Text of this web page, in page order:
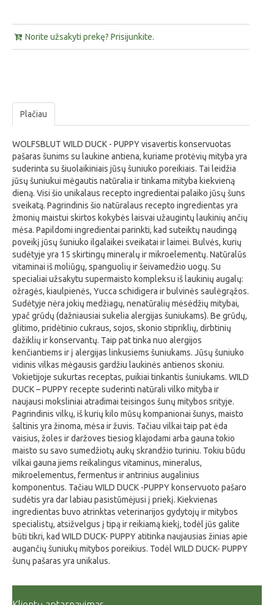
Norite užsakyti prekę? Prisijunkite.
Plačiau
WOLFSBLUT WILD DUCK - PUPPY visavertis konservuotas
pašaras šunims su laukine antiena, kuriame protėvių mityba yra
suderinta su šiuolaikiniais jūsų šuniuko poreikiais. Tai leidžia
jūsų šuniukui mėgautis natūralia ir tinkama mityba kiekvieną
dieną. Visi šio unikalaus recepto ingredientai palaiko jūsų šuns
sveikatą. Pagrindinis šio natūralaus recepto ingredientas yra
žmonių maistui skirtos kokybės laisvai užaugintų laukinių ančių
mėsa. Papildomi ingredientai parinkti, kad suteiktų naudingą
poveikį jūsų šuniuko ilgalaikei sveikatai ir laimei. Bulvės, kurių
sudėtyje yra 15 skirtingų mineralų ir mikroelementų. Natūralūs
vitaminai iš moliūgų, spanguolių ir šeivamedžio uogų. Su
specialiai užsakytu supermaisto kompleksu iš laukinių augalų:
ožragės, kiaulpienės, Yucca schidigera ir bulvinės saulėgrąžos.
Sudėtyje nėra jokių medžiagų, nenatūralių mėsėdžių mitybai,
ypač grūdų (dažniausiai sukelia alergijas šuniukams). Be grūdų,
glitimo, pridėtinio cukraus, sojos, skonio stipriklių, dirbtinių
dažiklių ir konservantų. Taip pat tinka nuo alergijos
kenčiantiems ir į alergijas linkusiems šuniukams. Jūsų šuniuko
vidinis vilkas mėgausis gardžiu laukinės antienos skoniu.
Vokietijoje sukurtas receptas, puikiai tinkantis šuniukams. WILD
DUCK – PUPPY recepte suderinti natūrali vilko mityba ir
naujausi moksliniai atradimai teisingos šunų mitybos srityje.
Pagrindinis vilkų, iš kurių kilo mūsų kompanionai šunys, maisto
šaltinis yra žinoma, mėsa ir žuvis. Tačiau vilkai taip pat ėda
vaisius, žoles ir daržoves tiesiog klajodami arba gauna tokio
maisto su savo sumedžiotų aukų skrandžio turiniu. Tokiu būdu
vilkai gauna jiems reikalingus vitaminus, mineralus,
mikroelementus, fermentus ir antrinius augalinius
komponentus. Tačiau WILD DUCK -PUPPY konservuoto pašaro
sudėtis yra dar labiau pasistūmėjusi į priekį. Kiekvienas
ingredientas buvo atrinktas veterinarijos gydytojų ir mitybos
specialistų, atsižvelgus į tipą ir reikiamą kiekį, todėl jūs galite
būti tikri, kad WILD DUCK- PUPPY atitinka naujausias žinias apie
augančių šuniukų mitybos poreikius. Todėl WILD DUCK- PUPPY
šunų pašaras yra unikalus.